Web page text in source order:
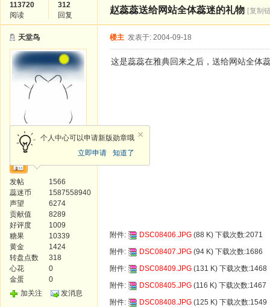
113720
阅读
312
回复
赵蕊蕊送给网站全体蕊迷的礼物 [复制
天堂鸟
管理员
个人中心可以申请新版勋章哦
立即申请
知道了
发帖
1566
蕊迷币
1587558940
声望
6274
贡献值
8289
好评度
1009
糖果
10339
黄金
1424
转盘点数
318
心花
0
金蛋
0
加关注
发消息
楼主 发表于: 2004-09-18
这是蕊蕊在雅典回来之后，送给网站全体
附件: DSC08406.JPG (88 K) 下载次数:2071
附件:
DSC08407.JPG (94 K) 下载次数:1686
附件:
DSC08409.JPG (131 K) 下载次数:1468
附件:
DSC08405.JPG (116 K) 下载次数:1467
附件:
DSC08408.JPG (125 K) 下载次数:1549